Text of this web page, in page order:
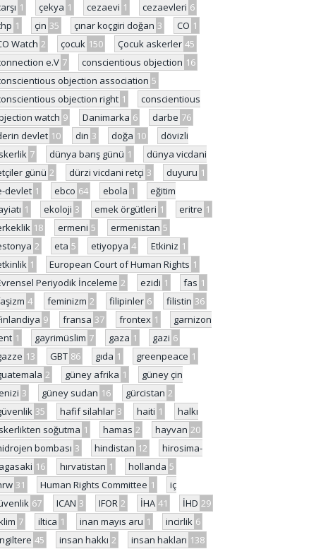
1 çekya 1 cezaevi 1 cezaevleri 6
1 çin 35 çınar koçgiri doğan 3 CO 1
Watch 2 çocuk 150 Çocuk askerler 45
e.V 7 conscientious objection 16
objection association 5
objection right 1
conscientious
watch 9 Danimarka 6 darbe 76
devlet 10 din 3 doğa 10
dövizli
7 dünya barış günü 1
dünya vicdani
günü 2 dürzi vicdani retçi 3 duyuru 1
devlet 1 ebco 64 ebola 1
eğitim
1 ekoloji 3 emek örgütleri 1 eritre 1
18 ermeni 5 ermenistan 5
2 eta 5 etiyopya 4 Etkiniz 1
1 European Court of Human Rights 1
Periyodik İnceleme 2 ezidi 1 fas 1
4 feminizm 2 filipinler 6 filistin 36
9 fransa 37 frontex 1
garnizon
1 gayrimüslim 7 gaza 1 gazi 6
13 GBT 86 gıda 1 greenpeace 1
2 güney afrika 1
güney çin
3 güney sudan 16 gürcistan 2
35 hafif silahlar 3 haiti 1
halkı
soğutma 1 hamas 2 hayvan 20
bombası 3 hindistan 12
hirosima-
16 hırvatistan 1 hollanda 5
31 Human Rights Committee 1
iç
67 ICAN 3 IFOR 2 İHA 41 İHD 29
7 iltica 1 inan mayıs aru 1 incirlik 6
45 insan hakkı 2 insan hakları 138